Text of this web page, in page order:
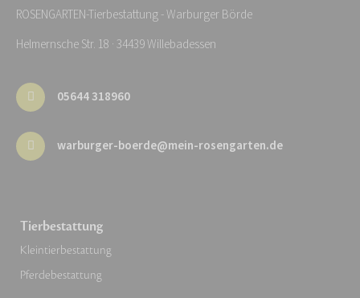
ROSENGARTEN-Tierbestattung - Warburger Börde
Helmernsche Str. 18 · 34439 Willebadessen
05644 318960
warburger-boerde@mein-rosengarten.de
Tierbestattung
Kleintierbestattung
Pferdebestattung